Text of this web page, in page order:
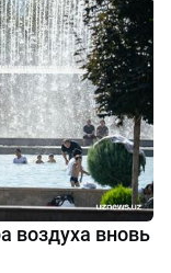
воздуха вновь